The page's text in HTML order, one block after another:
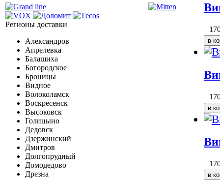
Регионы доставки
Александров
Апрелевка
Балашиха
Богородское
Броницы
Видное
Волоколамск
Воскресенск
Высоковск
Голицыно
Дедовск
Дзержинский
Дмитров
Долгопрудный
Домодедово
Дрезна